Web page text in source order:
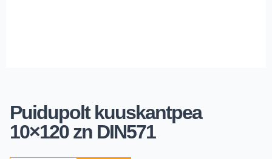
Puidupolt kuuskantpea
10×120 zn DIN571